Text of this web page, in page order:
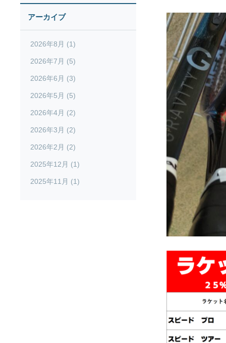
アーカイブ
2026年8月 (1)
2026年7月 (5)
2026年6月 (3)
2026年5月 (5)
2026年4月 (2)
2026年3月 (2)
2026年2月 (2)
2025年12月 (1)
2025年11月 (1)